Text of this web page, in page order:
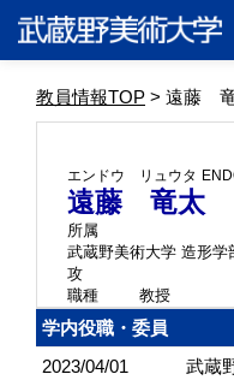
教員情報TOP > 遠藤
エンドウ リュウタ
遠藤 竜太
所属
武蔵野美術大学 造形
攻
職種
教授
学内役職・委員
2023/04/01
武蔵